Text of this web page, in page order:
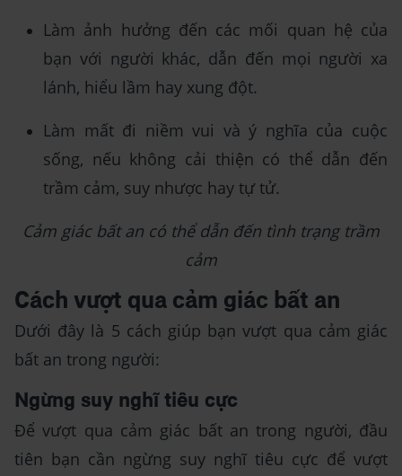
Làm ảnh hưởng đến các mối quan hệ của
bạn với người khác, dẫn đến mọi người xa
lánh, hiểu lầm hay xung đột.
Làm mất đi niềm vui và ý nghĩa của cuộc
sống, nếu không cải thiện có thể dẫn đến
trầm cảm, suy nhược hay tự tử.
Cảm giác bất an có thể dẫn đến tình trạng trầm
cảm
Cách vượt qua cảm giác bất an
Dưới đây là 5 cách giúp bạn vượt qua cảm giác
bất an trong người:
Ngừng suy nghĩ tiêu cực
Để vượt qua cảm giác bất an trong người, đầu
tiên bạn cần ngừng suy nghĩ tiêu cực để vượt